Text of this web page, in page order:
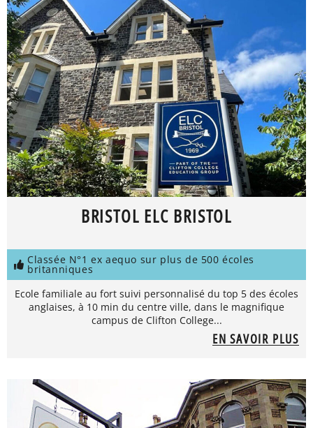
BRISTOL ELC BRISTOL
Classée N°1 ex aequo sur plus de 500 écoles
britanniques
Ecole familiale au fort suivi personnalisé du top 5 des écoles
anglaises, à 10 min du centre ville, dans le magnifique
campus de Clifton College...
EN SAVOIR PLUS